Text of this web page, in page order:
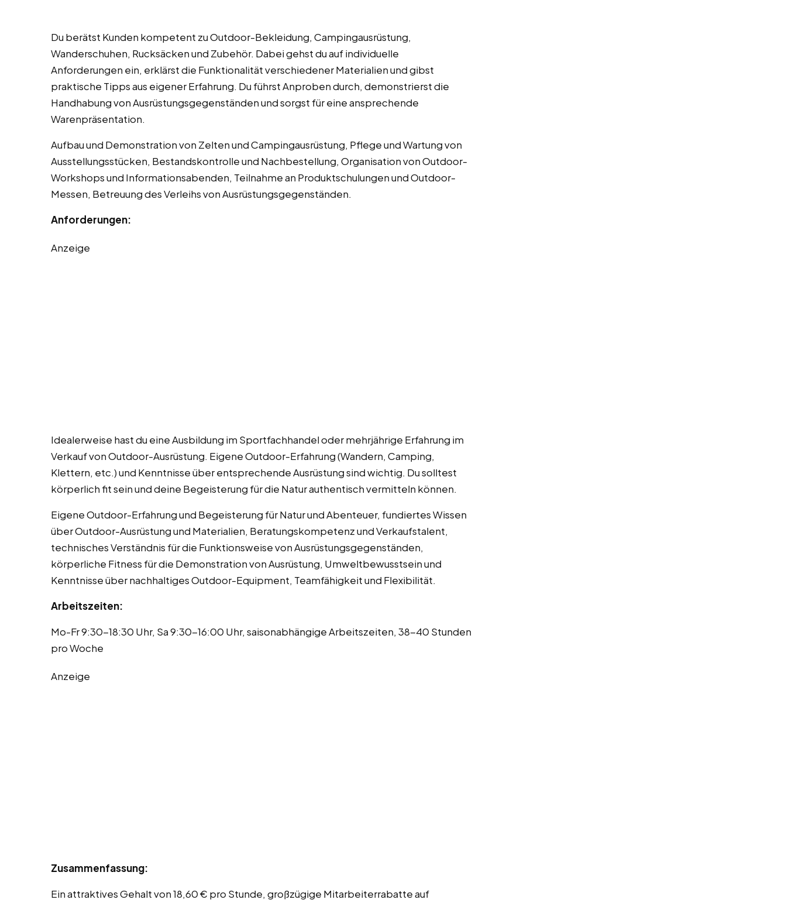
Du berätst Kunden kompetent zu Outdoor-Bekleidung, Campingausrüstung,
Wanderschuhen, Rucksäcken und Zubehör. Dabei gehst du auf individuelle
Anforderungen ein, erklärst die Funktionalität verschiedener Materialien und gibst
praktische Tipps aus eigener Erfahrung. Du führst Anproben durch, demonstrierst die
Handhabung von Ausrüstungsgegenständen und sorgst für eine ansprechende
Warenpräsentation.
Aufbau und Demonstration von Zelten und Campingausrüstung, Pflege und Wartung von
Ausstellungsstücken, Bestandskontrolle und Nachbestellung, Organisation von Outdoor-
Workshops und Informationsabenden, Teilnahme an Produktschulungen und Outdoor-
Messen, Betreuung des Verleihs von Ausrüstungsgegenständen.
Anforderungen:
Anzeige
Idealerweise hast du eine Ausbildung im Sportfachhandel oder mehrjährige Erfahrung im
Verkauf von Outdoor-Ausrüstung. Eigene Outdoor-Erfahrung (Wandern, Camping,
Klettern, etc.) und Kenntnisse über entsprechende Ausrüstung sind wichtig. Du solltest
körperlich fit sein und deine Begeisterung für die Natur authentisch vermitteln können.
Eigene Outdoor-Erfahrung und Begeisterung für Natur und Abenteuer, fundiertes Wissen
über Outdoor-Ausrüstung und Materialien, Beratungskompetenz und Verkaufstalent,
technisches Verständnis für die Funktionsweise von Ausrüstungsgegenständen,
körperliche Fitness für die Demonstration von Ausrüstung, Umweltbewusstsein und
Kenntnisse über nachhaltiges Outdoor-Equipment, Teamfähigkeit und Flexibilität.
Arbeitszeiten:
Mo-Fr 9:30-18:30 Uhr, Sa 9:30-16:00 Uhr, saisonabhängige Arbeitszeiten, 38-40 Stunden
pro Woche
Anzeige
Zusammenfassung:
Ein attraktives Gehalt von 18,60 € pro Stunde, großzügige Mitarbeiterrabatte auf